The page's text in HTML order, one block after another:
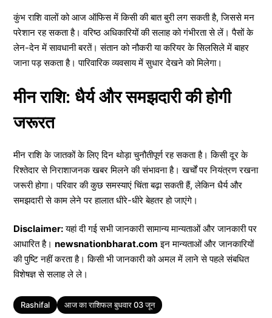
कुंभ राशि वालों को आज ऑफिस में किसी की बात बुरी लग सकती है, जिससे मन
परेशान रह सकता है। वरिष्ठ अधिकारियों की सलाह को गंभीरता से लें। पैसों के
लेन-देन में सावधानी बरतें। संतान को नौकरी या करियर के सिलसिले में बाहर
जाना पड़ सकता है। पारिवारिक व्यवसाय में सुधार देखने को मिलेगा।
मीन राशि: धैर्य और समझदारी की होगी
जरूरत
मीन राशि के जातकों के लिए दिन थोड़ा चुनौतीपूर्ण रह सकता है। किसी दूर के
रिश्तेदार से निराशाजनक खबर मिलने की संभावना है। खर्चों पर नियंत्रण रखना
जरूरी होगा। परिवार की कुछ समस्याएं चिंता बढ़ा सकती हैं, लेकिन धैर्य और
समझदारी से काम लेने पर हालात धीरे-धीरे बेहतर हो जाएंगे।
Disclaimer:यहां दी गई सभी जानकारी सामान्य मान्यताओं और जानकारी पर
आधारित है। newsnationbharat.com इन मान्यताओं और जानकारियों
की पुष्टि नहीं करता है। किसी भी जानकारी को अमल में लाने से पहले संबधित
विशेषज्ञ से सलाह ले ले।
Tags
Rashifal आज का राशिफल बुधवार 03 जून